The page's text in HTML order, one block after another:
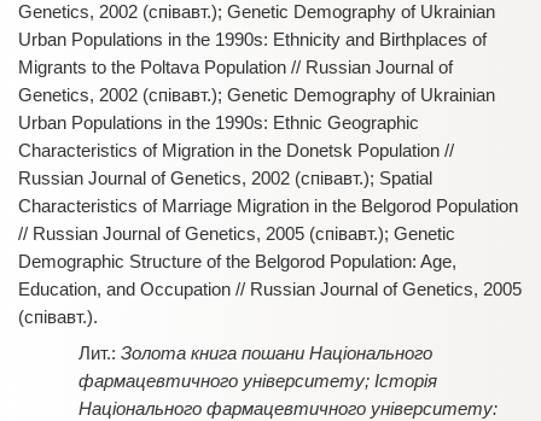
Genetics, 2002 (співавт.); Genetic Demography of Ukrainian
Urban Populations in the 1990s: Ethnicity and Birthplaces of
Migrants to the Poltava Population // Russian Journal of
Genetics, 2002 (співавт.); Genetic Demography of Ukrainian
Urban Populations in the 1990s: Ethnic Geographic
Characteristics of Migration in the Donetsk Population //
Russian Journal of Genetics, 2002 (співавт.); Spatial
Characteristics of Marriage Migration in the Belgorod Population
// Russian Journal of Genetics, 2005 (співавт.); Genetic
Demographic Structure of the Belgorod Population: Age,
Education, and Occupation // Russian Journal of Genetics, 2005
(співавт.).
Золота книга пошани Національного
фармацевтичного університету; Історія
Національного фармацевтичного університету: